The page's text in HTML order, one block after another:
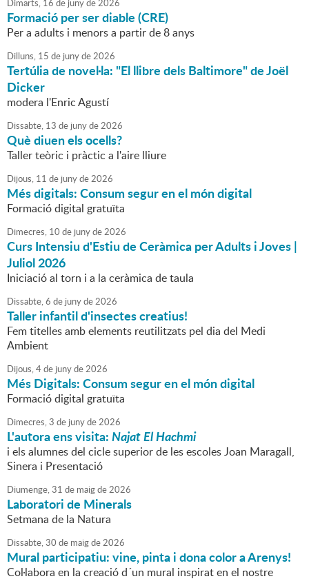
Dimarts, 16 de junyde2026
Formació per ser diable (CRE)
Per a adults i menors a partir de 8 anys
Dilluns, 15 de junyde2026
Tertúlia de novel·la: "El llibre dels Baltimore" de Joël
Dicker
modera l'Enric Agustí
Dissabte, 13 de junyde2026
Què diuen els ocells?
Taller teòric i pràctic a l'aire lliure
Dijous, 11 de junyde2026
Més digitals: Consum segur en el món digital
Formació digital gratuïta
Dimecres, 10 de junyde2026
Curs Intensiu d'Estiu de Ceràmica per Adults i Joves |
Juliol 2026
Iniciació al torn i a la ceràmica de taula
Dissabte,6 de junyde2026
Taller infantil d'insectes creatius!
Fem titelles amb elements reutilitzats pel dia del Medi
Ambient
Dijous,4de junyde2026
Més Digitals: Consum segur en el món digital
Formació digital gratuïta
Dimecres,3 de junyde2026
L'autora ens visita:Najat El Hachmi
i els alumnes del cicle superior de les escoles Joan Maragall,
Sinera i Presentació
Diumenge,31 de maigde2026
Laboratori de Minerals
Setmana de la Natura
Dissabte,30 de maigde2026
Mural participatiu: vine, pinta i dona color a Arenys!
Col·labora en la creació d´un mural inspirat en el nostre